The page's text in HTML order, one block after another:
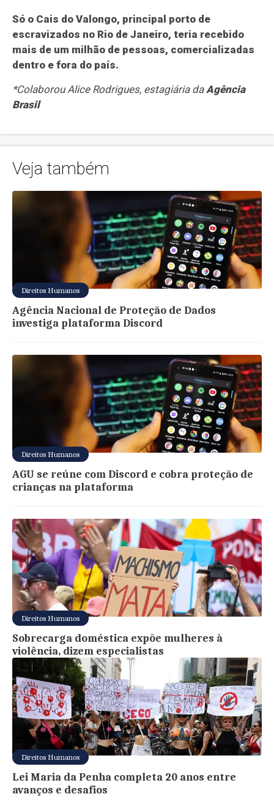
Só o Cais do Valongo, principal porto de
escravizados no Rio de Janeiro, teria recebido
mais de um milhão de pessoas, comercializadas
dentro e fora do país.
*Colaborou Alice Rodrigues, estagiária daAgência
Brasil
Veja também
Direitos Humanos
Agência Nacional de Proteção de Dados
investiga plataforma Discord
Direitos Humanos
AGU se reúne com Discord e cobra proteção de
crianças na plataforma
Direitos Humanos
Sobrecarga doméstica expõe mulheres à
violência, dizem especialistas
Direitos Humanos
Lei Maria da Penha completa 20 anos entre
avanços e desafios